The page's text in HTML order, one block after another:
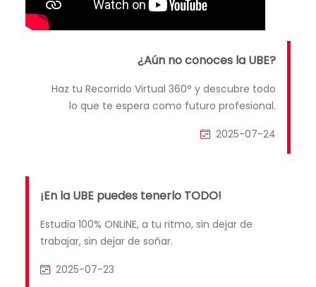
¿Aún no conoces la UBE?
Haz tu Recorrido Virtual 360° y descubre todo
lo que te espera como futuro profesional.
2025-07-24
¡En la UBE puedes tenerlo TODO!
Estudia 100% ONLINE, a tu ritmo, sin dejar de
trabajar, sin dejar de soñar.
2025-07-23